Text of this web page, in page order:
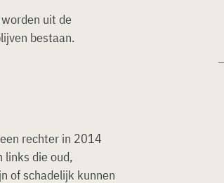
uit de
bestaan.
rechter in 2014
links die oud,
of schadelijk kunnen